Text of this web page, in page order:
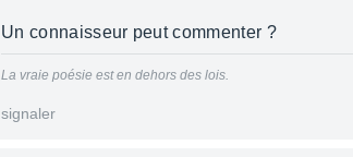
Un connaisseur peut commenter ?
La vraie poésie est en dehors des lois.
signaler